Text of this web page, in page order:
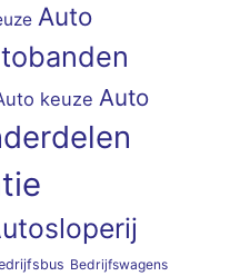
Auto
keuze Auto
Bedrijfswagens